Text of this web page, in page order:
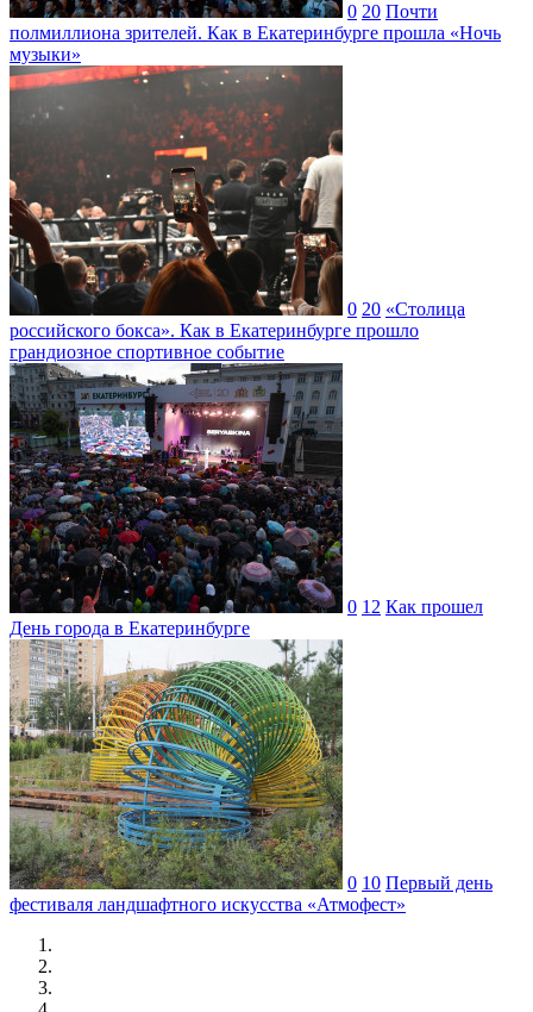
0 20 Почти
полмиллиона зрителей. Как в Екатеринбурге прошла «Ночь
музыки»
0 20 «Столица
российского бокса». Как в Екатеринбурге прошло
грандиозное спортивное событие
0 12 Как прошел
День города в Екатеринбурге
0 10 Первый день
фестиваля ландшафтного искусства «Атмофест»